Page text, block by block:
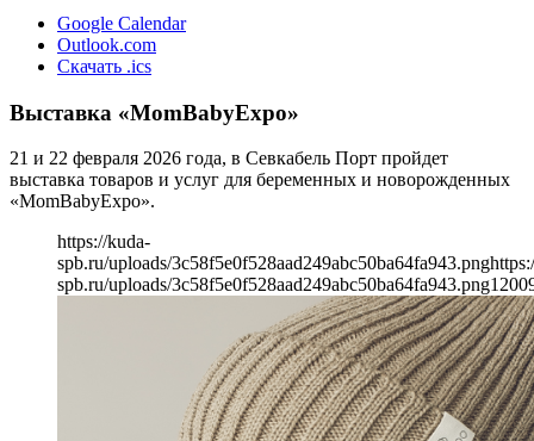
Google Calendar
Outlook.com
Скачать .ics
Выставка «MomBabyExpo»
21 и 22 февраля 2026 года, в Севкабель Порт пройдет
выставка товаров и услуг для беременных и новорожденных
«MomBabyExpo».
https://kuda-
spb.ru/uploads/3c58f5e0f528aad249abc50ba64fa943.png
spb.ru/uploads/3c58f5e0f528aad249abc50ba64fa943.png1200